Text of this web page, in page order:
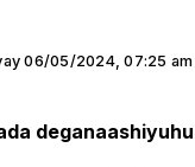
06/05/2024, 07:25 am